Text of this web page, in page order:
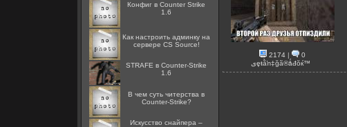
Конфиг в Counter Strike
1.6
Как настроить админку на
сервере CS Source!
STRAFE в Counter-Strike
1.6
В чем суть читерства в
Counter-Strike?
Искусство снайпера –
2174 |
0
ىęŧằŉ‡ğã®ǻđŏќ™